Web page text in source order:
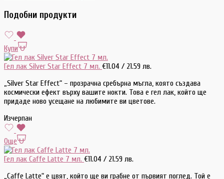
Подобни продукти
Купи
Гел лак Silver Star Effect 7 мл. €11.04 / 21.59 лв.
„Silver Star Effect“ – прозрачна сребърна мъгла, която създава
космически ефект върху вашите нокти. Това е гел лак, който ще
придаде ново усещане на любимите ви цветове.
Изчерпан
Още
Гел лак Caffe Latte 7 мл. €11.04 / 21.59 лв.
„Caffe Latte“ е цвят, който ще ви грабне от първият поглед. Той е